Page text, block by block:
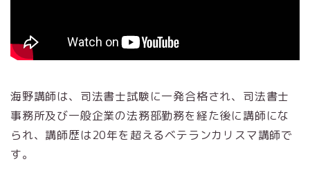
海野講師は、司法書士試験に一発合格され、司法書士
事務所及び一般企業の法務部勤務を経た後に講師にな
られ、講師歴は20年を超えるベテランカリスマ講師で
す。